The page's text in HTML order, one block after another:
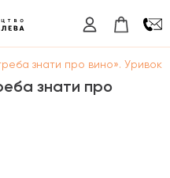
знати про вино». Уривок
знати про